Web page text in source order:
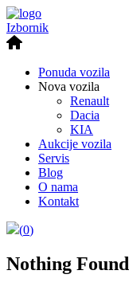
Izbornik
Ponuda vozila
Nova vozila
Renault
Dacia
KIA
Aukcije vozila
Servis
Blog
O nama
Kontakt
(0)
Nothing Found